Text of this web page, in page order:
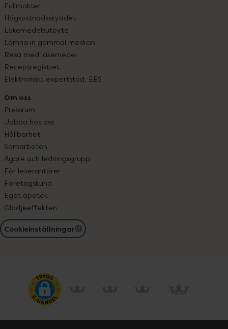
Fullmakter
Högkostnadsskyddet
Läkemedelsutbyte
Lämna in gammal medicin
Resa med läkemedel
Receptregistret
Elektroniskt expertstöd, EES
Om oss
Pressrum
Jobba hos oss
Hållbarhet
Samarbeten
Ägare och ledningsgrupp
För leverantörer
Företagskund
Eget apotek
Glädjeeffekten
Cookieinställningar